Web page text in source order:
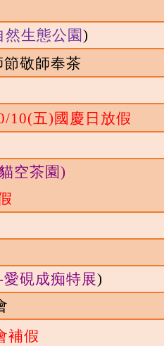
然生態公園)
敬師奉茶
10(五) 國慶日放假
空茶園)
硯成痴特展)
補假